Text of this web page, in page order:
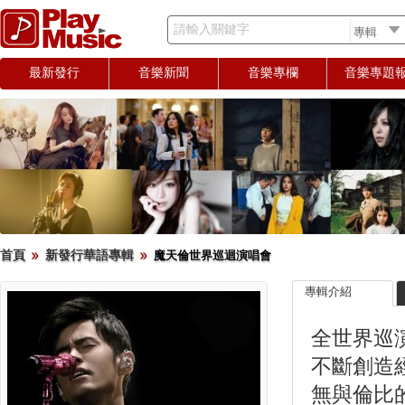
請輸入關鍵字
最新發行 音樂新聞 音樂專欄 音樂專題
首頁 新發行華語專輯 魔天倫世界巡迴演唱會
專輯介紹
全世界巡
不斷創造
無與倫比